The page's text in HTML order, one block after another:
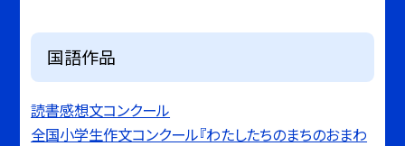
国語作品
読書感想文コンクール
全国小学生作文コンクール『わたしたちのまちのおまわ